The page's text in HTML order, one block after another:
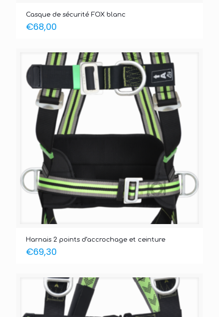
Casque de sécurité FOX blanc
€68,00
Harnais 2 points d’accrochage et ceinture
€69,30